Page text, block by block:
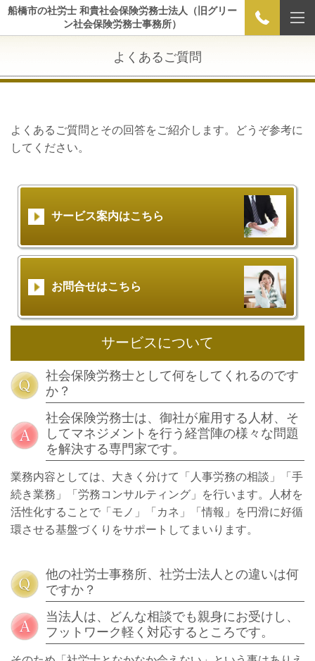
船橋市の社労士 和貴社会保険労務士法人（旧グリー
ン社会保険労務士事務所）
よくあるご質問
よくあるご質問とその回答をご紹介します。どうぞ参考に
してください。
サービス案内はこちら
お問合せはこちら
サービスについて
社会保険労務士として何をしてくれるのです
か？
社会保険労務士は、御社が雇用する人材、そ
してマネジメントを行う経営陣の様々な問題
を解決する専門家です。
業務内容としては、大きく分けて「人事労務の相談」「手
続き業務」「労務コンサルティング」を行います。人材を
活性化することで「モノ」「カネ」「情報」を円滑に好循
環させる基盤づくりをサポートしてまいります。
他の社労士事務所、社労士法人との違いは何
ですか？
当法人は、どんな相談でも親身にお受けし、
フットワーク軽く対応するところです。